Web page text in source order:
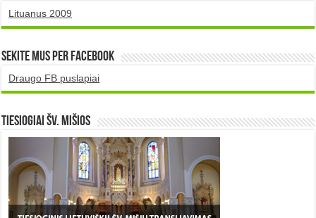
Lituanus 2009
Sekite mus per Facebook
Draugo FB puslapiai
TIESIOGIAI šv. MIŠIOS